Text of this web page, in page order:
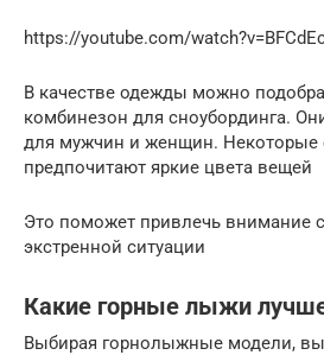
https://youtube.com/
В качестве одежды можно
комбинезон для сноубординга.
для мужчин и женщин. Некоторые
предпочитают яркие цвета вещей
Это поможет привлечь внимание
экстренной ситуации
Какие горные лыжи
Выбирая горнолыжные модели,